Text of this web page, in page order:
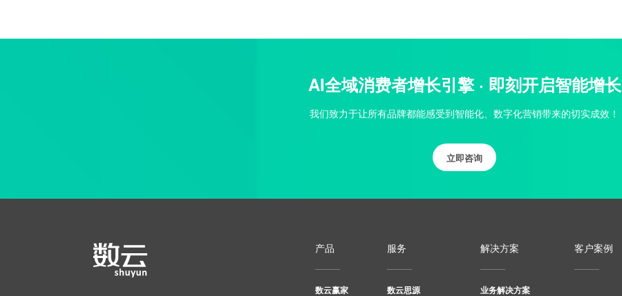
AI全域消费者增长引擎 · 即刻开启智能增长
我们致力于让所有品牌都能感受到智能化、数字化营销带来的切实成效！
立即咨询
产品
数云赢家
服务
数云思源
解决方案
业务解决方案
客户案例